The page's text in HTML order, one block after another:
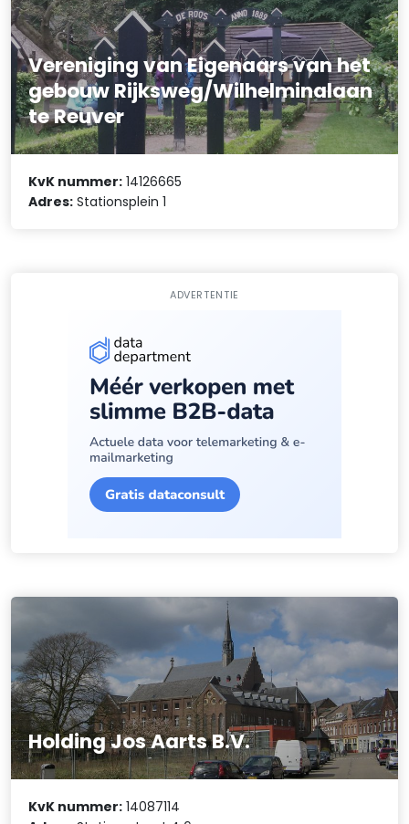
Vereniging van Eigenaars van het
gebouw Rijksweg/Wilhelminalaan
te Reuver
KvK nummer: 14126665
Adres: Stationsplein 1
ADVERTENTIE
Holding Jos Aarts B.V.
KvK nummer: 14087114